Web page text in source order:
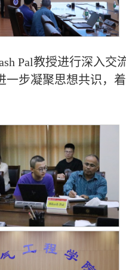
Pal教授进行深入交
步凝聚思想共识，着